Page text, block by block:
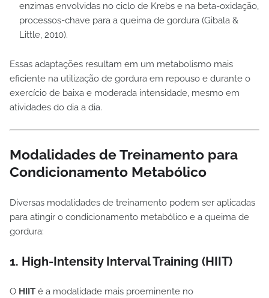
enzimas envolvidas no ciclo de Krebs e na beta-oxidação,
processos-chave para a queima de gordura (Gibala &
Little, 2010).
Essas adaptações resultam em um metabolismo mais
eficiente na utilização de gordura em repouso e durante o
exercício de baixa e moderada intensidade, mesmo em
atividades do dia a dia.
Modalidades de Treinamento para
Condicionamento Metabólico
Diversas modalidades de treinamento podem ser aplicadas
para atingir o condicionamento metabólico e a queima de
gordura:
1. High-Intensity Interval Training (HIIT)
O HIIT é a modalidade mais proeminente no